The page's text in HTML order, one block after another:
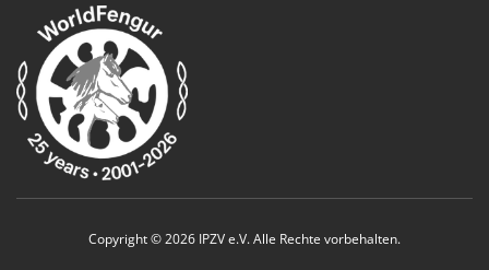
Copyright © 2026 IPZV e.V. Alle Rechte vorbehalten.